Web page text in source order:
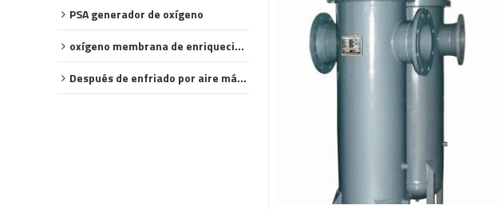
PSA generador de oxígeno
oxígeno membrana de enriquecimiento
Después de enfriado por aire más frío